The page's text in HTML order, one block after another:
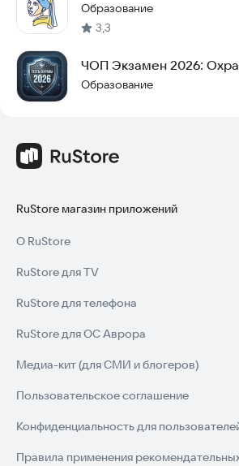
Образование
3,3
ЧОП Экзамен 2026:
Образование
RuStore магазин приложений
О RuStore
RuStore для TV
RuStore для телефона
RuStore для ОС Аврора
Медиа-кит (для СМИ и блогеров)
Пользовательское соглашение
Конфиденциальность для
Правила применения